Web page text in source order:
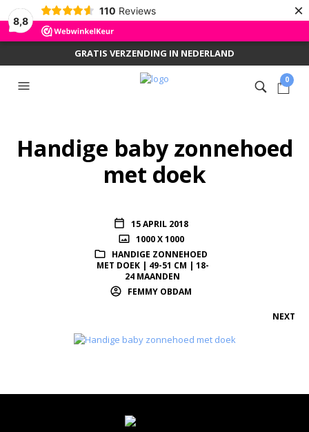
8,8
110 Reviews ×
GRATIS VERZENDING IN NEDERLAND
0
Handige baby zonnehoed
met doek
15 APRIL 2018
1000 X 1000
HANDIGE ZONNEHOED
MET DOEK | 49-51 CM | 18-
24 MAANDEN
FEMMY OBDAM
NEXT